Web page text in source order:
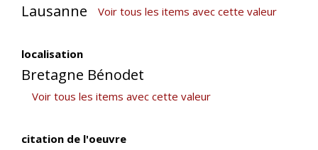
Lausanne
Voir tous les items avec cette valeur
localisation
Bretagne Bénodet
Voir tous les items avec cette valeur
citation de l'oeuvre